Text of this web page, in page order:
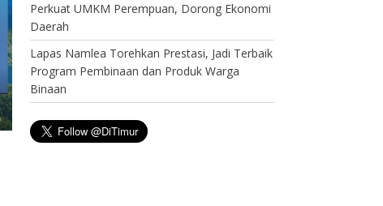
Perkuat UMKM Perempuan, Dorong Ekonomi
Daerah
Lapas Namlea Torehkan Prestasi, Jadi Terbaik
Program Pembinaan dan Produk Warga
Binaan